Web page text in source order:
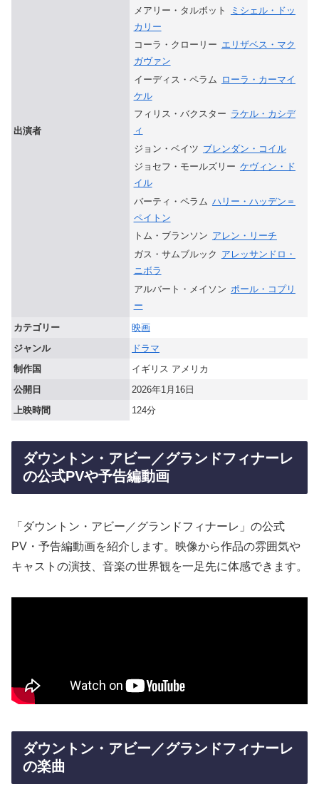
出演者
メアリー・タルボット
ミシェル・ドッ
カリー
コーラ・クローリー エリザベス・マク
ガヴァン
イーディス・ペラム ローラ・カーマイ
ケル
フィリス・バクスター ラケル・カシデ
ィ
ジョン・ベイツ ブレンダン・コイル
ジョセフ・モールズリー ケヴィン・ド
イル
バーティ・ペラム ハリー・ハッデン＝
ペイトン
トム・ブランソン アレン・リーチ
ガス・サムブルック アレッサンドロ・
ニボラ
アルバート・メイソン ポール・コプリ
ー
カテゴリー
映画
ジャンル
ドラマ
制作国
イギリス アメリカ
公開日
2026年1月16日
上映時間
124分
ダウントン・アビー／グランドフィナーレ
の公式PVや予告編動画
「ダウントン・アビー／グランドフィナーレ」の公式
PV・予告編動画を紹介します。映像から作品の雰囲気や
キャストの演技、音楽の世界観を一足先に体感できます。
ダウントン・アビー／グランドフィナーレ
の楽曲